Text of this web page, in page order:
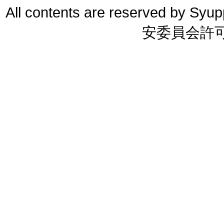
All contents are reserved by
安委員会許